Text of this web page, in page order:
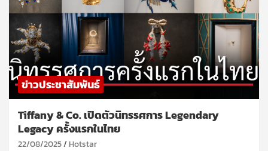
ข่าวประชาสัมพันธ์
Tiffany & Co. เปิดตัวนิทรรศการ Legendary
Legacy ครั้งแรกในไทย
22/08/2025 Hotstar